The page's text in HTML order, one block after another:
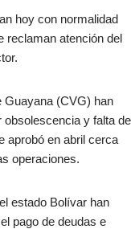
hoy con normalidad
reclaman atención del
Guayana (CVG) han
obsolescencia y falta de
aprobó en abril cerca
operaciones.
estado Bolívar han
pago de deudas e